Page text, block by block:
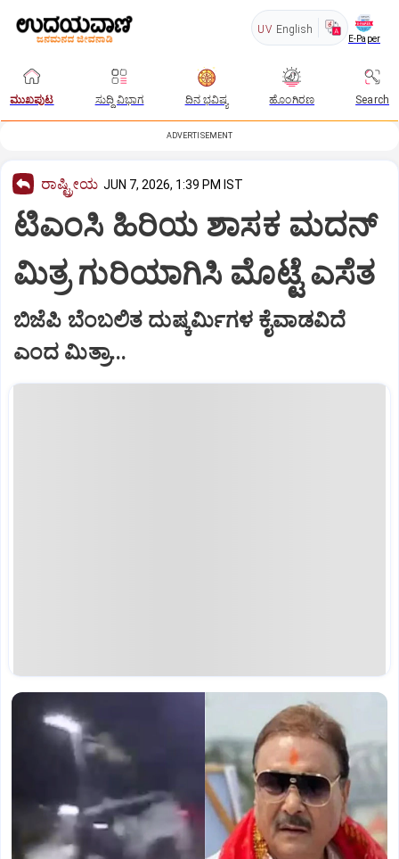
UV English
E-Paper
ಮುಖಪುಟ ಸುದ್ದಿ ವಿಭಾಗ ದಿನ ಭವಿಷ್ಯ ಹೊಂಗಿರಣ Search
ADVERTISEMENT
ರಾಷ್ಟ್ರೀಯ JUN 7, 2026, 1:39 PM IST
ಟಿಎಂಸಿ ಹಿರಿಯ ಶಾಸಕ ಮದನ್
ಮಿತ್ರ ಗುರಿಯಾಗಿಸಿ ಮೊಟ್ಟೆ ಎಸೆತ
ಬಿಜೆಪಿ ಬೆಂಬಲಿತ ದುಷ್ಕರ್ಮಿಗಳ ಕೈವಾಡವಿದೆ
ಎಂದ ಮಿತ್ರಾ...